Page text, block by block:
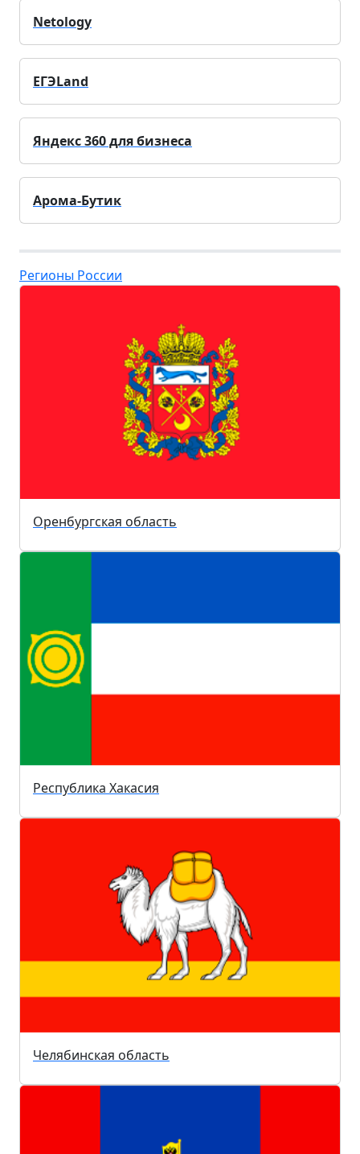
Netology
ЕГЭLand
Яндекс 360 для бизнеса
Арома-Бутик
Регионы России
Оренбургская область
Республика Хакасия
Челябинская область